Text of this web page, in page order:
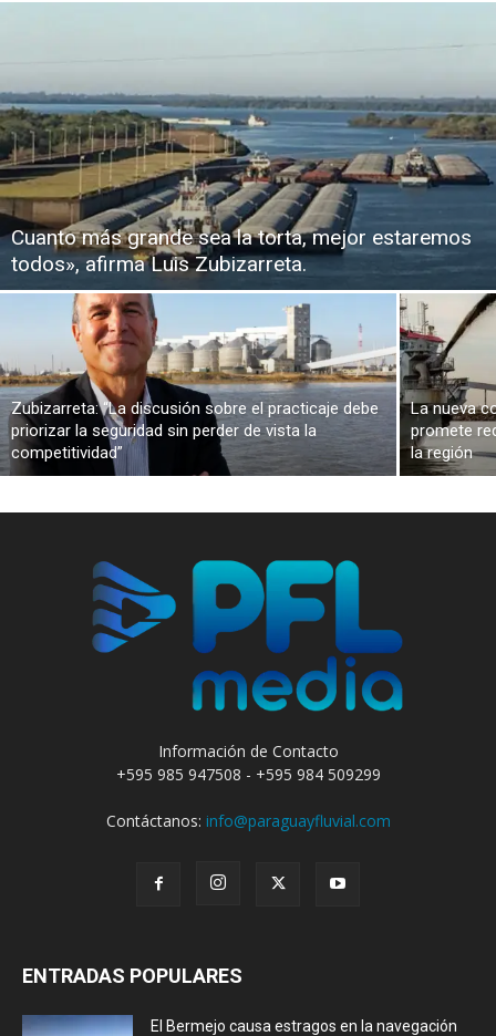
Cuanto más grande sea la torta, mejor estaremos
todos», afirma Luis Zubizarreta.
Zubizarreta: “La discusión sobre el practicaje debe
priorizar la seguridad sin perder de vista la
competitividad”
La nueva
promete
la región
Información de Contacto
+595 985 947508 - +595 984 509299
Contáctanos: info@paraguayfluvial.com
ENTRADAS POPULARES
El Bermejo causa estragos en la navegación